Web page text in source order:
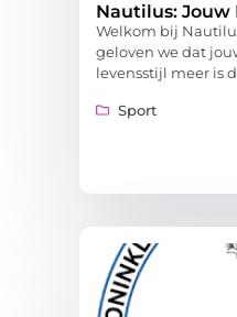
Nautilus: Jouw
Welkom bij
geloven we dat
levensstijl meer is
Sport